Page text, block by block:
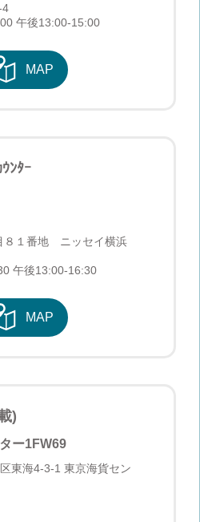
4
午後13:00-15:00
MAP
D/O ｶｳﾝﾀｰ
８１番地 ニッセイ横浜
午後13:00-16:30
MAP
)
ー1FW69
東海4-3-1 東京海貨セン